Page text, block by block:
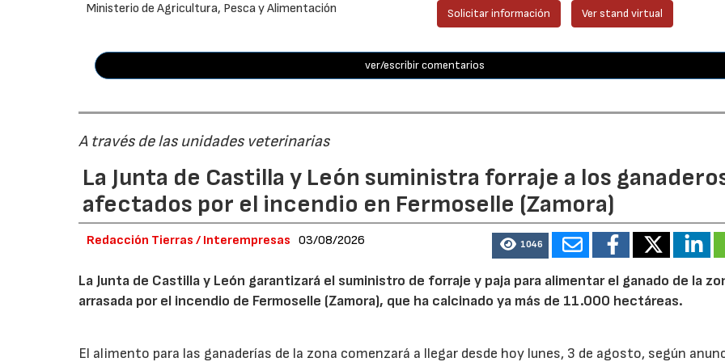
Ministerio de Agricultura, Pesca y Alimentación Solicitar información Ver stand virtual
ver/escribir comentarios
A través de las unidades veterinarias
La Junta de Castilla y León suministra forraje a los
afectados por el incendio en Fermoselle (Zamora)
Redacción Tierras / Interempresas 03/08/2026 1046
La Junta de Castilla y León garantizará el suministro de forraje y paja para alimentar el ganado de la
arrasada por el incendio de Fermoselle (Zamora), que ha calcinado ya más de 11.000 hectáreas.
El alimento para las ganaderías de la zona comenzará a llegar desde hoy lunes, 3 de agosto, según